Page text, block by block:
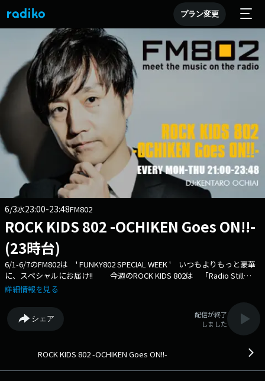
プラン変更
6/3水23:00-23:48FM802
ROCK KIDS 802 -OCHIKEN Goes ON!!-
(23時台)
6/1-6/7のFM802は ' FUNKY802 SPECIAL WEEK ' いつもよりもっと豪華
に、スペシャルにお届け!! 今週のROCK KIDS 802は 「Radio Still
Matters ?TRUST “5R”?」と題して 5つの”R”をキーワードに、ラジオに
る ラジオとの“関係性”をテーマにお届け。 -- 22時台 -- ▽ コメ
ント出演：DISH// 5/23(土)万博記念公園で開催した 「MEET THE
WORLD BEAT 2026」で収録!! DISH// が思う、ラジオ×'RELATION'につ
O.A！ -- 23時台 -- ▽ レギュラーDJ : Da-iCE 花村想太がお
詳細情報を見る
シェア
配信が終了
しました
ROCK KIDS 802 -OCHIKEN Goes ON!!-